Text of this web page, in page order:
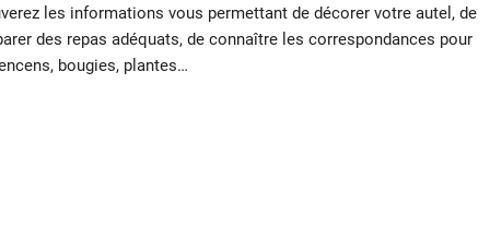
les informations vous permettant de décorer votre autel, de
des repas adéquats, de connaître les correspondances pour
bougies, plantes…